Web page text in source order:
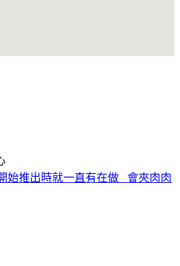
始推出時就一直有在做
會夾肉肉